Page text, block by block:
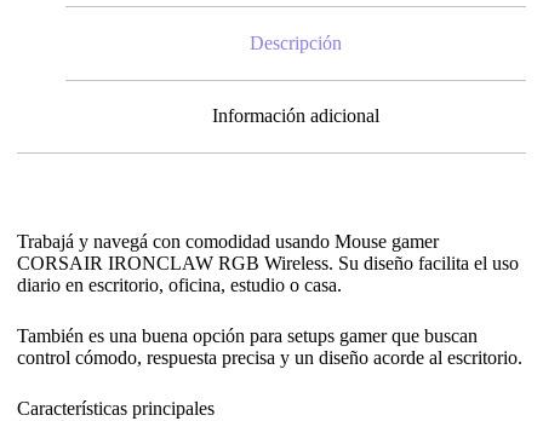
Descripción
Información adicional
Trabajá y navegá con comodidad usando Mouse gamer
CORSAIR IRONCLAW RGB Wireless. Su diseño facilita el uso
diario en escritorio, oficina, estudio o casa.
También es una buena opción para setups gamer que buscan
control cómodo, respuesta precisa y un diseño acorde al escritorio.
Características principales